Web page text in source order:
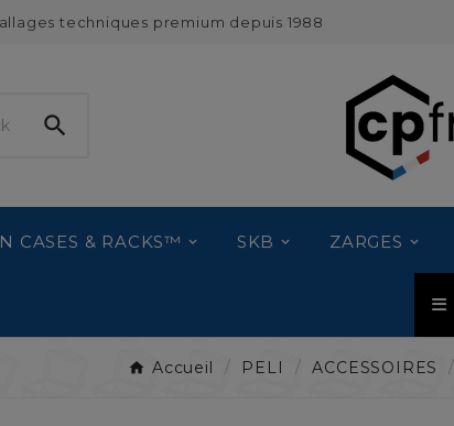
techniques premium depuis 1988

CASES & RACKS™ SKB ZARGES
Accueil PELI ACCESSOIRES